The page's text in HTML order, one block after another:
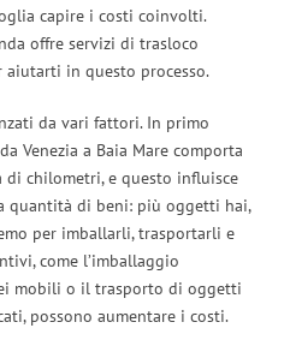
capire i costi coinvolti.
offre servizi di trasloco
aiutarti in questo processo.
da vari fattori. In primo
Venezia a Baia Mare comporta
chilometri, e questo influisce
quantità di beni: più oggetti hai,
per imballarli, trasportarli e
come l’imballaggio
mobili o il trasporto di oggetti
possono aumentare i costi.